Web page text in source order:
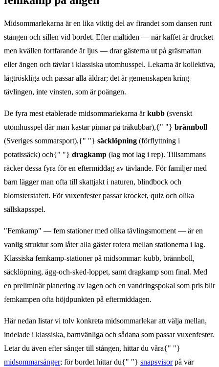
Midsommarlekarna är en lika viktig del av firandet som dansen runt
stången och sillen vid bordet. Efter måltiden — när kaffet är drucket
men kvällen fortfarande är ljus — drar gästerna ut på gräsmattan
eller ängen och tävlar i klassiska utomhusspel. Lekarna är kollektiva,
lågtröskliga och passar alla åldrar; det är gemenskapen kring
tävlingen, inte vinsten, som är poängen.
De fyra mest etablerade midsommarlekarna ärkubb (svenskt
utomhusspel där man kastar pinnar på träkubbar),{" "} brännboll
(Sveriges sommarsport),{" "} säcklöpning (förflyttning i
potatissäck) och{" "} dragkamp (lag mot lag i rep). Tillsammans
räcker dessa fyra för en eftermiddag av tävlande. För familjer med
barn lägger man ofta till skattjakt i naturen, blindbock och
blomsterstafett. För vuxenfester passar krocket, quiz och olika
sällskapsspel.
"Femkamp" — fem stationer med olika tävlingsmoment — är en
vanlig struktur som låter alla gäster rotera mellan stationerna i lag.
Klassiska femkamp-stationer på midsommar: kubb, brännboll,
säcklöpning, ägg-och-sked-loppet, samt dragkamp som final. Med
en preliminär planering av lagen och en vandringspokal som pris blir
femkampen ofta höjdpunkten på eftermiddagen.
Här nedan listar vi tolv konkreta midsommarlekar att välja mellan,
indelade i klassiska, barnvänliga och sådana som passar vuxenfester.
Letar du även efter sånger till stången, hittar du våra{" "}
midsommarsånger; för bordet hittar du{" "} snapsvisorpå vår